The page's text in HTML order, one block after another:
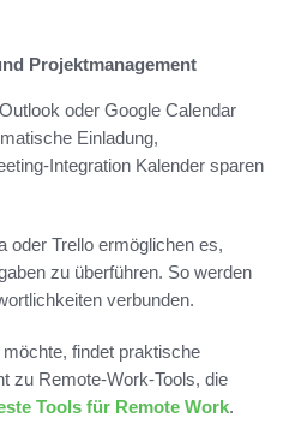
Projektmanagement
oder Google Calendar
Einladung,
Integration Kalender sparen
oder Trello ermöglichen es,
zu überführen. So werden
verbunden.
findet praktische
zu Remote-Work-Tools, die
Tools für Remote Work.